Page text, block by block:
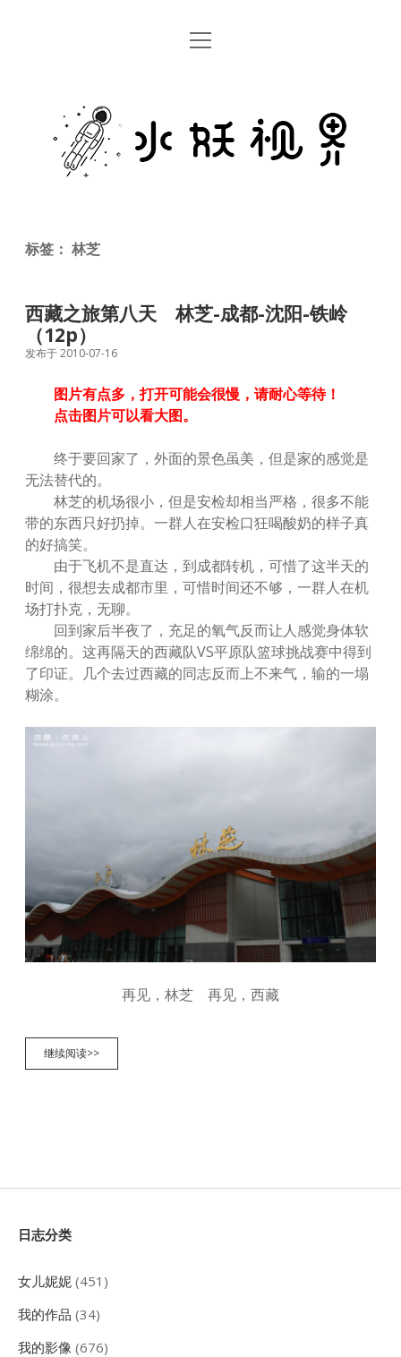
首页
关于
open
水
妖
视
标签： 林芝
西藏之旅第八天 林芝-成都-沈阳-铁岭
（12p）
发布于 2010-07-16
图片有点多，打开可能会很慢，请耐心等待！
点击图片可以看大图。
终于要回家了，外面的景色虽美，但是家的感觉是
无法替代的。
林芝的机场很小，但是安检却相当严格，很多不能
带的东西只好扔掉。一群人在安检口狂喝酸奶的样子真
的好搞笑。
由于飞机不是直达，到成都转机，可惜了这半天的
时间，很想去成都市里，可惜时间还不够，一群人在机
场打扑克，无聊。
回到家后半夜了，充足的氧气反而让人感觉身体软
绵绵的。这再隔天的西藏队VS平原队篮球挑战赛中得到
了印证。几个去过西藏的同志反而上不来气，输的一塌
糊涂。
再见，林芝 再见，西藏
继续阅读>>西
藏
岭
（12p）
Sidebar
日志分类
女儿妮妮 (451)
我的作品 (34)
我的影像 (676)